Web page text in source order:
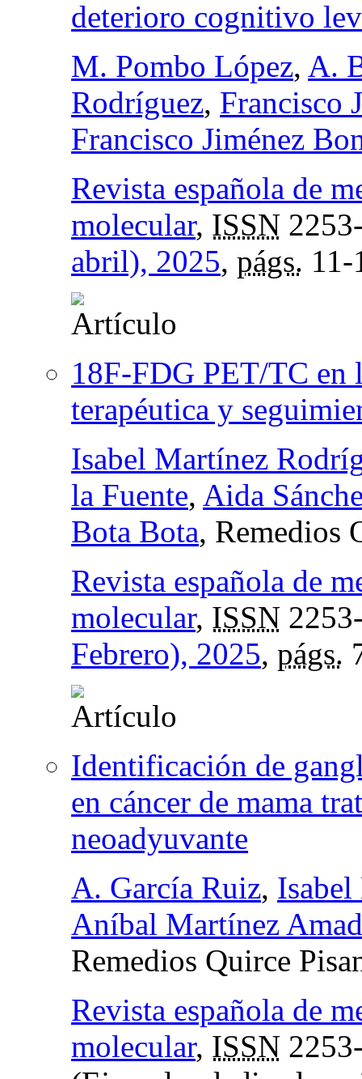
deterioro cognitivo
M. Pombo López, A.
Rodríguez, Francisco
Francisco Jiménez
Revista española de
molecular, ISSN
abril), 2025, págs. 11-
18F-FDG PET/TC en
terapéutica y
Isabel Martínez
la Fuente, Aida
Bota Bota, Remedios
Revista española de
molecular, ISSN
Febrero), 2025, págs.
Identificación de
en cáncer de mama
neoadyuvante
A. García Ruiz,
Aníbal Martínez
Remedios Quirce
Revista española de
molecular, ISSN